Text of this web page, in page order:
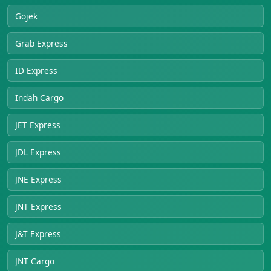
Gojek
Grab Express
ID Express
Indah Cargo
JET Express
JDL Express
JNE Express
JNT Express
J&T Express
JNT Cargo